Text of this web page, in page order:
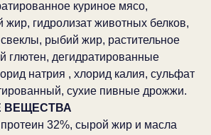
куриное мясо,
жир, гидролизат животных белков,
рыбий жир, растительное
глютен, дегидратированные
натрия , хлорид калия, сульфат
сухие пивные дрожжи.
ВЕЩЕСТВА
32%, сырой жир и масла